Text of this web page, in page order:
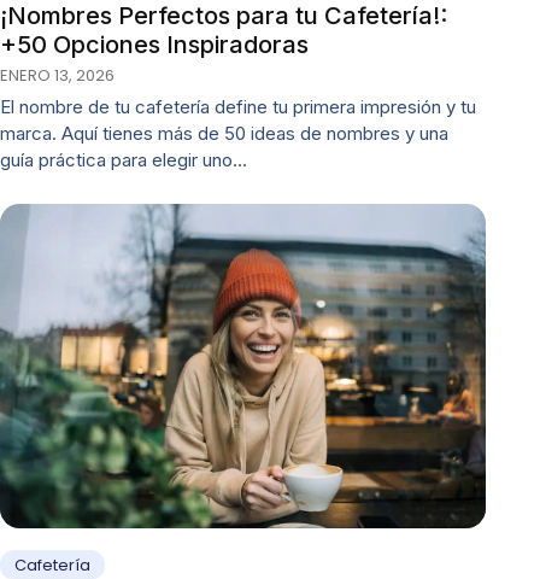
¡Nombres Perfectos para tu Cafetería!:
+50 Opciones Inspiradoras
ENERO 13, 2026
El nombre de tu cafetería define tu primera impresión y tu
marca. Aquí tienes más de 50 ideas de nombres y una
guía práctica para elegir uno…
Cafetería